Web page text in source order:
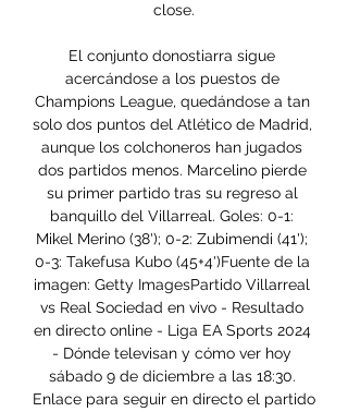
close.
El conjunto donostiarra sigue
acercándose a los puestos de
Champions League, quedándose a tan
solo dos puntos del Atlético de Madrid,
aunque los colchoneros han jugados
dos partidos menos. Marcelino pierde
su primer partido tras su regreso al
banquillo del Villarreal. Goles: 0-1:
Mikel Merino (38'); 0-2: Zubimendi (41');
0-3: Takefusa Kubo (45+4')Fuente de la
imagen: Getty ImagesPartido Villarreal
vs Real Sociedad en vivo - Resultado
en directo online - Liga EA Sports 2024
- Dónde televisan y cómo ver hoy
sábado 9 de diciembre a las 18:30.
Enlace para seguir en directo el partido